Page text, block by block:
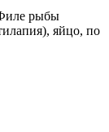
рыбы
яйцо, по